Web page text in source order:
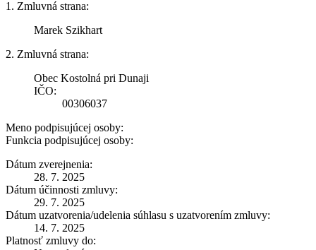
1. Zmluvná strana:
Marek Szikhart
2. Zmluvná strana:
Obec Kostolná pri Dunaji
IČO:
00306037
Meno podpisujúcej osoby:
Funkcia podpisujúcej osoby:
Dátum zverejnenia:
28. 7. 2025
Dátum účinnosti zmluvy:
29. 7. 2025
Dátum uzatvorenia/udelenia súhlasu s uzatvorením zmluvy:
14. 7. 2025
Platnosť zmluvy do: